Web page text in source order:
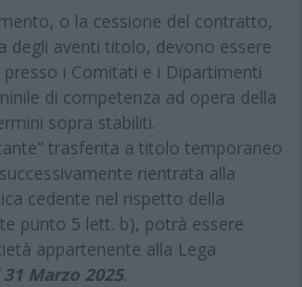
o la cessione del contratto,
degli aventi titolo, devono essere
i Comitati e i Dipartimenti
di competenza ad opera della
sopra stabiliti.
trasferita a titolo temporaneo
rientrata alla
cedente nel rispetto della
punto 5 lett. b), potrà essere
appartenente alla Lega
Marzo 2025.